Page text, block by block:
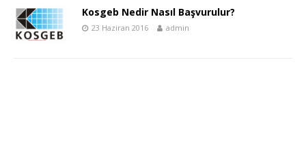
Kosgeb Nedir Nasıl Başvurulur?
23 Haziran 2016 admin